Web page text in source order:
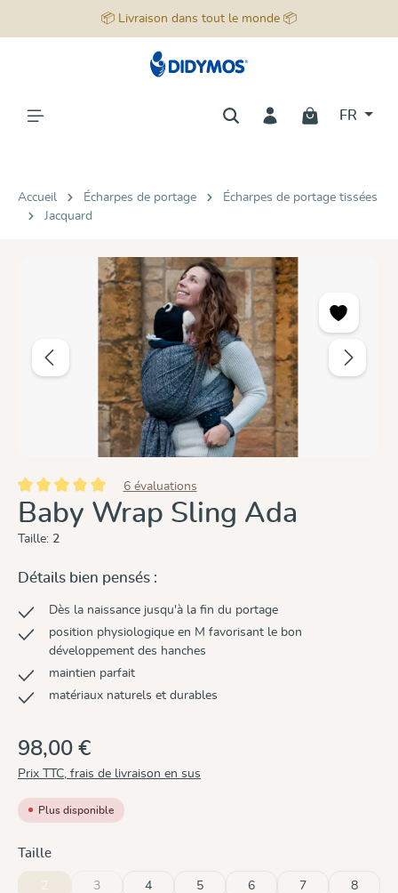
📦 Livraison dans tout le monde 📦
FR
Accueil Écharpes de portage
Écharpes de portage tissées
Jacquard
Ignorer la galerie d'images
Note moyenne de 5 sur 5 étoiles
6 évaluations
Baby Wrap Sling Ada
Taille: 2
Détails bien pensés :
Dès la naissance jusqu'à la fin du portage
position physiologique en M favorisant le bon
développement des hanches
maintien parfait
matériaux naturels et durables
98,00 €
Prix TTC, frais de livraison en sus
Plus disponible
Sélectionnez
Taille
2 3 4 5 6 7 8